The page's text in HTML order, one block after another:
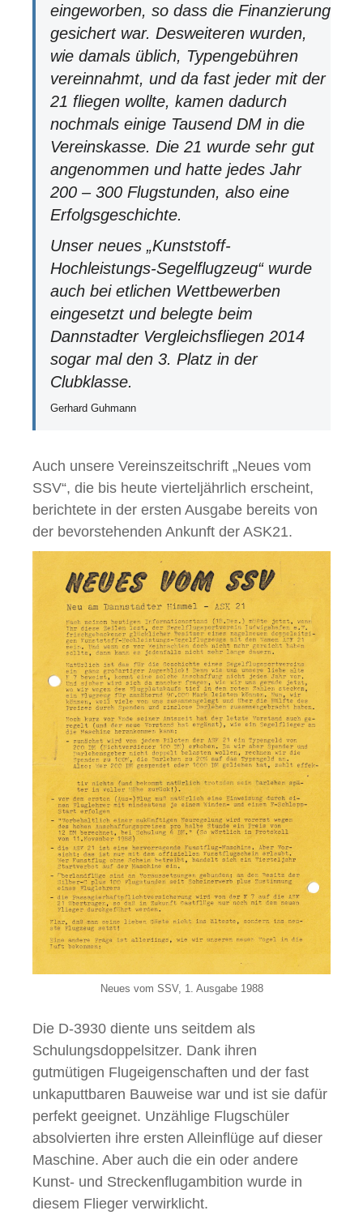
eingeworben, so dass die Finanzierung
gesichert war. Desweiteren wurden,
wie damals üblich, Typengebühren
vereinnahmt, und da fast jeder mit der
21 fliegen wollte, kamen dadurch
nochmals einige Tausend DM in die
Vereinskasse. Die 21 wurde sehr gut
angenommen und hatte jedes Jahr
200 – 300 Flugstunden, also eine
Erfolgsgeschichte.
Unser neues „Kunststoff-
Hochleistungs-Segelflugzeug“ wurde
auch bei etlichen Wettbewerben
eingesetzt und belegte beim
Dannstadter Vergleichsfliegen 2014
sogar mal den 3. Platz in der
Clubklasse.
Gerhard Guhmann
Auch unsere Vereinszeitschrift „Neues vom
SSV“, die bis heute vierteljährlich erscheint,
berichtete in der ersten Ausgabe bereits von
der bevorstehenden Ankunft der ASK21.
Neues vom SSV, 1. Ausgabe 1988
Die D-3930 diente uns seitdem als
Schulungsdoppelsitzer. Dank ihren
gutmütigen Flugeigenschaften und der fast
unkaputtbaren Bauweise war und ist sie dafür
perfekt geeignet. Unzählige Flugschüler
absolvierten ihre ersten Alleinflüge auf dieser
Maschine. Aber auch die ein oder andere
Kunst- und Streckenflugambition wurde in
diesem Flieger verwirklicht.